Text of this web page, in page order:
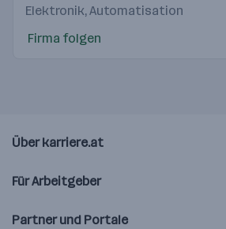
Elektronik, Automatisation
Firma folgen
Über karriere.at
Für Arbeitgeber
Partner und Portale